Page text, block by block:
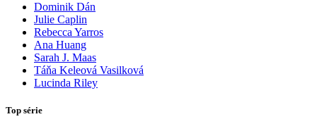
Dominik Dán
Julie Caplin
Rebecca Yarros
Ana Huang
Sarah J. Maas
Táňa Keleová Vasilková
Lucinda Riley
Top série